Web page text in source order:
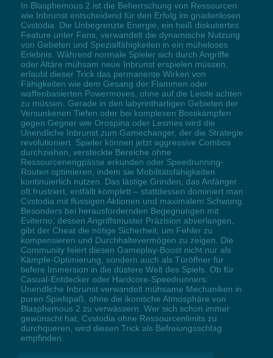
In Blasphemous 2 ist die Beherrschung von Ressourcen
wie Inbrunst entscheidend für den Erfolg im gnadenlosen
Cvstodia. Die Unbegrenzte Energie, ein heiß diskutiertes
Feature unter Fans, verwandelt die dynamische Nutzung
von Gebeten und Spezialfähigkeiten in ein müheloses
Erlebnis. Während normale Spieler sich durch Angriffe
oder Altäre mühsam neue Inbrunst erspielen müssen,
erlaubt dieser Trick das permanente Wirken von
Fähigkeiten wie dem Gesang der Flammen oder
waffenbasierten Powermoves, ohne auf die Leiste achten
zu müssen. Gerade in den labyrinthartigen Gebieten der
Versunkenen Tiefen oder bei komplexen Bosskämpfen
gegen Gegner wie Orospina oder Lesmes wird die
Unendliche Inbrunst zum Gamechanger, der die Strategie
revolutioniert. Spieler können jetzt aggressive Combos
durchziehen, versteckte Bereiche ohne
Ressourcenengpässe erkunden oder Speedrunning-
Routen optimieren, indem sie Mobilitätsfähigkeiten
kontinuierlich nutzen. Das lästige Grinden, das Anfänger
oft frustriert, entfällt komplett – stattdessen dominiert man
Cvstodia mit flüssigen Aktionen und maximalem Schwung.
Besonders bei herausfordernden Begegnungen mit
Eviterno, dessen Angriffsmuster Präzision abverlangen,
gibt der Cheat die nötige Sicherheit, um Fehler zu
kompensieren und Durchhaltevermögen zu zeigen. Die
Community feiert diesen Gameplay-Boost nicht nur als
Kämpfe-Optimierung, sondern auch als Türöffner für
tiefere Immersion in die düstere Welt des Spiels. Ob für
Casual-Entdecker oder Hardcore-Speedrunners:
Unendliche Inbrunst verwandelt mühsame Mechaniken in
puren Spielspaß, ohne die ikonische Atmosphäre von
Blasphemous 2 zu verwässern. Wer sich schon immer
gewünscht hat, Cvstodia ohne Ressourcenlimits zu
durchqueren, wird diesen Trick als Befreiungsschlag
empfinden.